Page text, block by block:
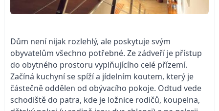
Dům není nijak rozlehlý, ale poskytuje svým
obyvatelům všechno potřebné. Ze zádveří je přístup
do obytného prostoru vyplňujícího celé přízemí.
Začíná kuchyní se spíží a jídelním koutem, který je
částečně oddělen od obývacího pokoje. Odtud vede
schodiště do patra, kde je ložnice rodičů, koupelna,